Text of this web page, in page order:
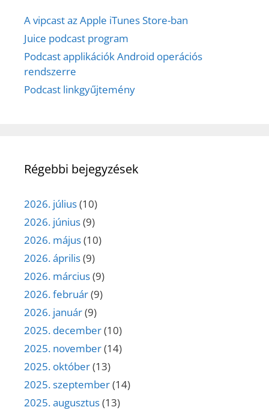
A vipcast az Apple iTunes Store-ban
Juice podcast program
Podcast applikációk Android operációs
rendszerre
Podcast linkgyűjtemény
Régebbi bejegyzések
2026. július(10)
2026. június(9)
2026. május(10)
2026. április(9)
2026. március(9)
2026. február(9)
2026. január(9)
2025. december(10)
2025. november(14)
2025. október(13)
2025. szeptember(14)
2025. augusztus(13)